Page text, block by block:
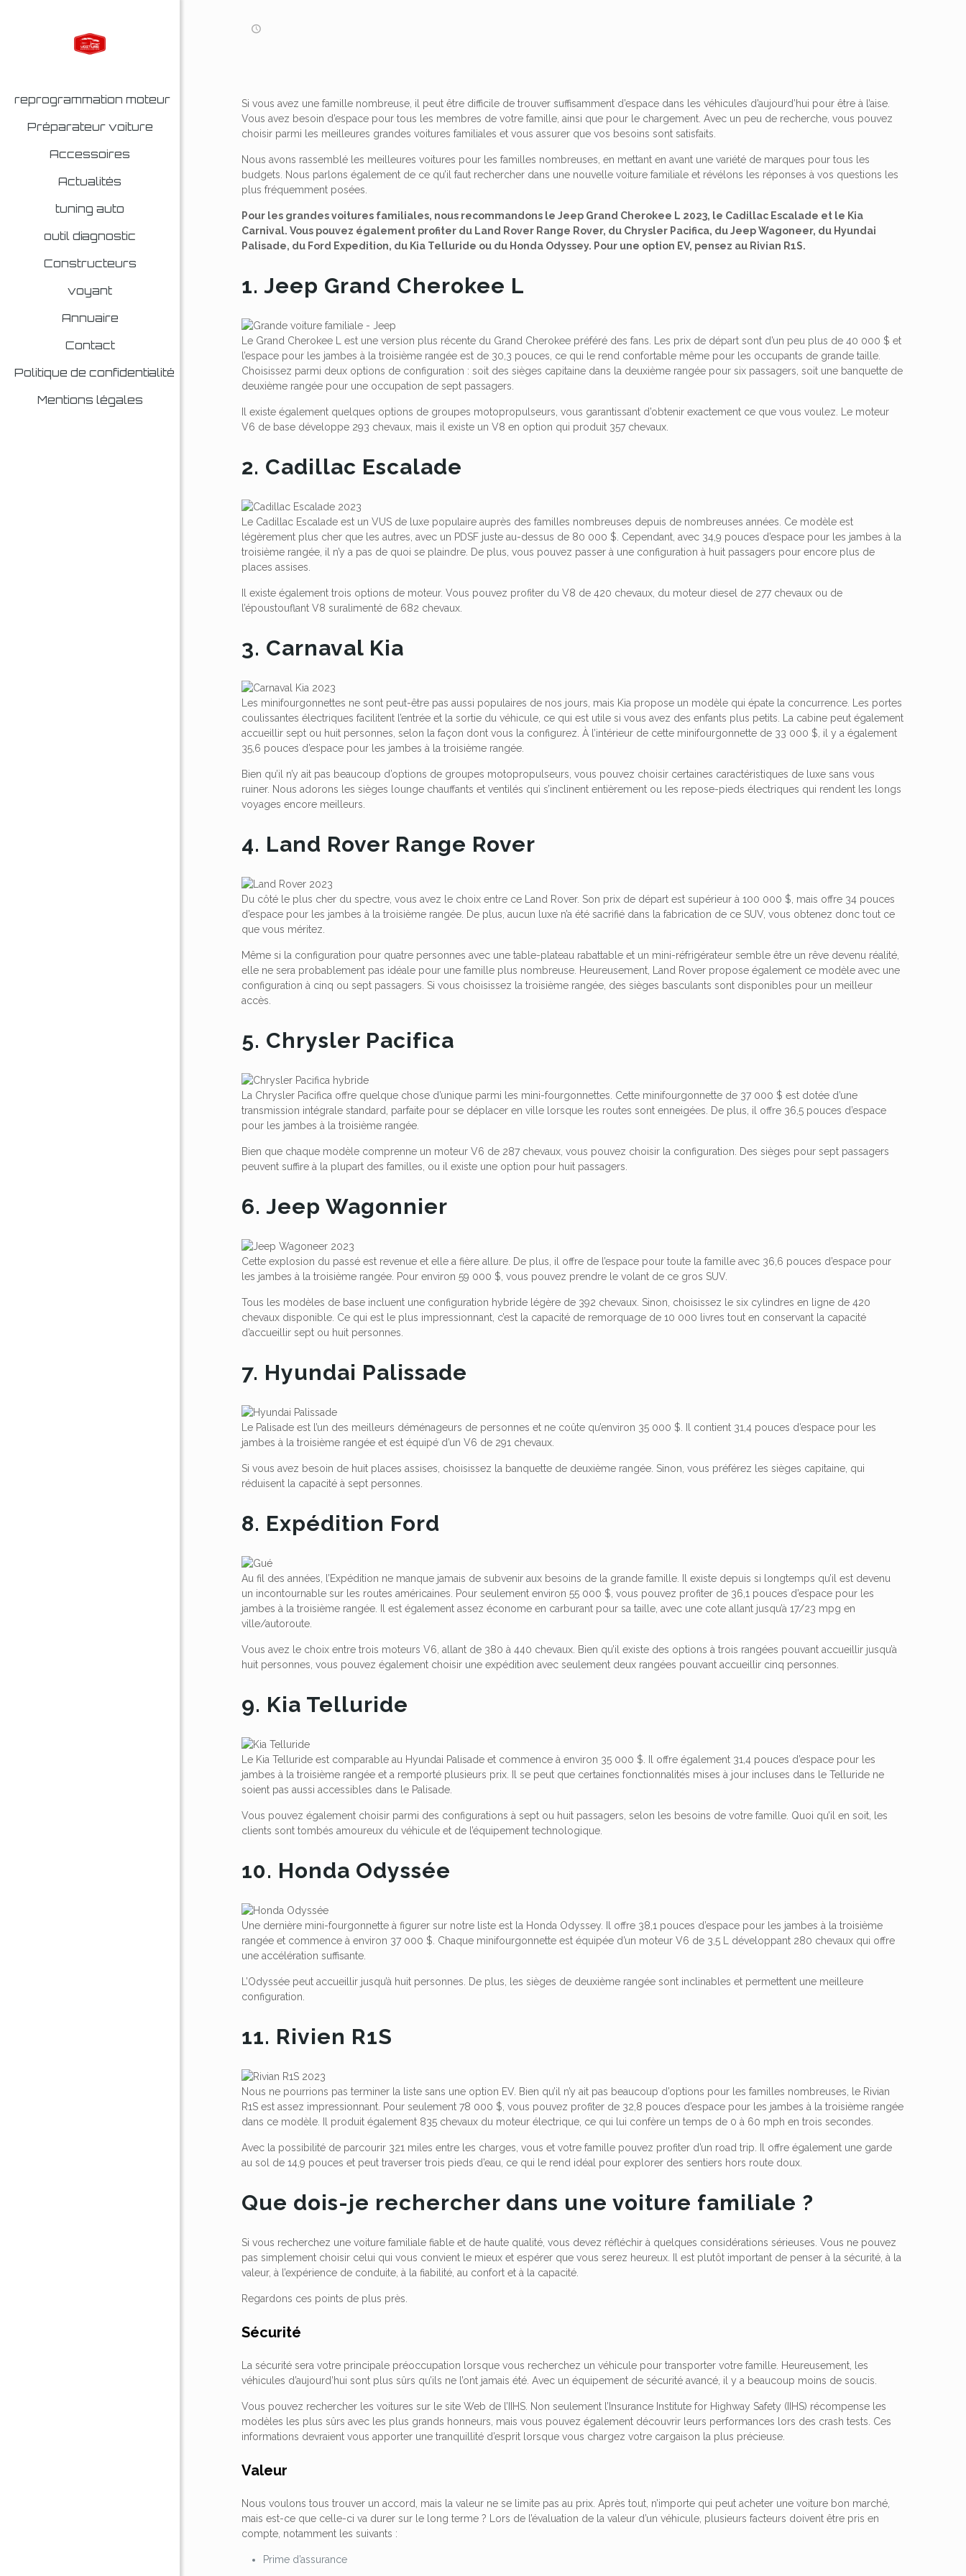
reprogrammation moteur
Préparateur voiture
Accessoires
Actualités
tuning auto
outil diagnostic
Constructeurs
voyant
Annuaire
Contact
Politique de confidentialité
Mentions légales
Si vous avez une famille nombreuse, il peut être difficile de trouver suffisamment d’espace dans les véhicules d’aujourd’hui pour être à l’aise.
Vous avez besoin d’espace pour tous les membres de votre famille, ainsi que pour le chargement. Avec un peu de recherche, vous pouvez
choisir parmi les meilleures grandes voitures familiales et vous assurer que vos besoins sont satisfaits.
Nous avons rassemblé les meilleures voitures pour les familles nombreuses, en mettant en avant une variété de marques pour tous les
budgets. Nous parlons également de ce qu’il faut rechercher dans une nouvelle voiture familiale et révélons les réponses à vos questions les
plus fréquemment posées.
Pour les grandes voitures familiales, nous recommandons le Jeep Grand Cherokee L 2023, le Cadillac Escalade et le Kia
Carnival. Vous pouvez également profiter du Land Rover Range Rover, du Chrysler Pacifica, du Jeep Wagoneer, du Hyundai
Palisade, du Ford Expedition, du Kia Telluride ou du Honda Odyssey. Pour une option EV, pensez au Rivian R1S.
1. Jeep Grand Cherokee L
Le Grand Cherokee L est une version plus récente du Grand Cherokee préféré des fans. Les prix de départ sont d’un peu plus de 40 000 $ et
l’espace pour les jambes à la troisième rangée est de 30,3 pouces, ce qui le rend confortable même pour les occupants de grande taille.
Choisissez parmi deux options de configuration : soit des sièges capitaine dans la deuxième rangée pour six passagers, soit une banquette de
deuxième rangée pour une occupation de sept passagers.
Il existe également quelques options de groupes motopropulseurs, vous garantissant d’obtenir exactement ce que vous voulez. Le moteur
V6 de base développe 293 chevaux, mais il existe un V8 en option qui produit 357 chevaux.
2. Cadillac Escalade
Le Cadillac Escalade est un VUS de luxe populaire auprès des familles nombreuses depuis de nombreuses années. Ce modèle est
légèrement plus cher que les autres, avec un PDSF juste au-dessus de 80 000 $. Cependant, avec 34,9 pouces d’espace pour les jambes à la
troisième rangée, il n’y a pas de quoi se plaindre. De plus, vous pouvez passer à une configuration à huit passagers pour encore plus de
places assises.
Il existe également trois options de moteur. Vous pouvez profiter du V8 de 420 chevaux, du moteur diesel de 277 chevaux ou de
l’époustouflant V8 suralimenté de 682 chevaux.
3. Carnaval Kia
Les minifourgonnettes ne sont peut-être pas aussi populaires de nos jours, mais Kia propose un modèle qui épate la concurrence. Les portes
coulissantes électriques facilitent l’entrée et la sortie du véhicule, ce qui est utile si vous avez des enfants plus petits. La cabine peut également
accueillir sept ou huit personnes, selon la façon dont vous la configurez. À l’intérieur de cette minifourgonnette de 33 000 $, il y a également
35,6 pouces d’espace pour les jambes à la troisième rangée.
Bien qu’il n’y ait pas beaucoup d’options de groupes motopropulseurs, vous pouvez choisir certaines caractéristiques de luxe sans vous
ruiner. Nous adorons les sièges lounge chauffants et ventilés qui s’inclinent entièrement ou les repose-pieds électriques qui rendent les longs
voyages encore meilleurs.
4. Land Rover Range Rover
Du côté le plus cher du spectre, vous avez le choix entre ce Land Rover. Son prix de départ est supérieur à 100 000 $, mais offre 34 pouces
d’espace pour les jambes à la troisième rangée. De plus, aucun luxe n’a été sacrifié dans la fabrication de ce SUV, vous obtenez donc tout ce
que vous méritez.
Même si la configuration pour quatre personnes avec une table-plateau rabattable et un mini-réfrigérateur semble être un rêve devenu réalité,
elle ne sera probablement pas idéale pour une famille plus nombreuse. Heureusement, Land Rover propose également ce modèle avec une
configuration à cinq ou sept passagers. Si vous choisissez la troisième rangée, des sièges basculants sont disponibles pour un meilleur
accès.
5. Chrysler Pacifica
La Chrysler Pacifica offre quelque chose d’unique parmi les mini-fourgonnettes. Cette minifourgonnette de 37 000 $ est dotée d’une
transmission intégrale standard, parfaite pour se déplacer en ville lorsque les routes sont enneigées. De plus, il offre 36,5 pouces d’espace
pour les jambes à la troisième rangée.
Bien que chaque modèle comprenne un moteur V6 de 287 chevaux, vous pouvez choisir la configuration. Des sièges pour sept passagers
peuvent suffire à la plupart des familles, ou il existe une option pour huit passagers.
6. Jeep Wagonnier
Cette explosion du passé est revenue et elle a fière allure. De plus, il offre de l’espace pour toute la famille avec 36,6 pouces d’espace pour
les jambes à la troisième rangée. Pour environ 59 000 $, vous pouvez prendre le volant de ce gros SUV.
Tous les modèles de base incluent une configuration hybride légère de 392 chevaux. Sinon, choisissez le six cylindres en ligne de 420
chevaux disponible. Ce qui est le plus impressionnant, c’est la capacité de remorquage de 10 000 livres tout en conservant la capacité
d’accueillir sept ou huit personnes.
7. Hyundai Palissade
Le Palisade est l’un des meilleurs déménageurs de personnes et ne coûte qu’environ 35 000 $. Il contient 31,4 pouces d’espace pour les
jambes à la troisième rangée et est équipé d’un V6 de 291 chevaux.
Si vous avez besoin de huit places assises, choisissez la banquette de deuxième rangée. Sinon, vous préférez les sièges capitaine, qui
réduisent la capacité à sept personnes.
8. Expédition Ford
Au fil des années, l’Expédition ne manque jamais de subvenir aux besoins de la grande famille. Il existe depuis si longtemps qu’il est devenu
un incontournable sur les routes américaines. Pour seulement environ 55 000 $, vous pouvez profiter de 36,1 pouces d’espace pour les
jambes à la troisième rangée. Il est également assez économe en carburant pour sa taille, avec une cote allant jusqu’à 17/23 mpg en
ville/autoroute.
Vous avez le choix entre trois moteurs V6, allant de 380 à 440 chevaux. Bien qu’il existe des options à trois rangées pouvant accueillir jusqu’à
huit personnes, vous pouvez également choisir une expédition avec seulement deux rangées pouvant accueillir cinq personnes.
9. Kia Telluride
Le Kia Telluride est comparable au Hyundai Palisade et commence à environ 35 000 $. Il offre également 31,4 pouces d’espace pour les
jambes à la troisième rangée et a remporté plusieurs prix. Il se peut que certaines fonctionnalités mises à jour incluses dans le Telluride ne
soient pas aussi accessibles dans le Palisade.
Vous pouvez également choisir parmi des configurations à sept ou huit passagers, selon les besoins de votre famille. Quoi qu’il en soit, les
clients sont tombés amoureux du véhicule et de l’équipement technologique.
10. Honda Odyssée
Une dernière mini-fourgonnette à figurer sur notre liste est la Honda Odyssey. Il offre 38,1 pouces d’espace pour les jambes à la troisième
rangée et commence à environ 37 000 $. Chaque minifourgonnette est équipée d’un moteur V6 de 3,5 L développant 280 chevaux qui offre
une accélération suffisante.
L’Odyssée peut accueillir jusqu’à huit personnes. De plus, les sièges de deuxième rangée sont inclinables et permettent une meilleure
configuration.
11. Rivien R1S
Nous ne pourrions pas terminer la liste sans une option EV. Bien qu’il n’y ait pas beaucoup d’options pour les familles nombreuses, le Rivian
R1S est assez impressionnant. Pour seulement 78 000 $, vous pouvez profiter de 32,8 pouces d’espace pour les jambes à la troisième rangée
dans ce modèle. Il produit également 835 chevaux du moteur électrique, ce qui lui confère un temps de 0 à 60 mph en trois secondes.
Avec la possibilité de parcourir 321 miles entre les charges, vous et votre famille pouvez profiter d’un road trip. Il offre également une garde
au sol de 14,9 pouces et peut traverser trois pieds d’eau, ce qui le rend idéal pour explorer des sentiers hors route doux.
Que dois-je rechercher dans une voiture familiale ?
Si vous recherchez une voiture familiale fiable et de haute qualité, vous devez réfléchir à quelques considérations sérieuses. Vous ne pouvez
pas simplement choisir celui qui vous convient le mieux et espérer que vous serez heureux. Il est plutôt important de penser à la sécurité, à la
valeur, à l’expérience de conduite, à la fiabilité, au confort et à la capacité.
Regardons ces points de plus près.
Sécurité
La sécurité sera votre principale préoccupation lorsque vous recherchez un véhicule pour transporter votre famille. Heureusement, les
véhicules d’aujourd’hui sont plus sûrs qu’ils ne l’ont jamais été. Avec un équipement de sécurité avancé, il y a beaucoup moins de soucis.
Vous pouvez rechercher les voitures sur le site Web de l’IIHS. Non seulement l’Insurance Institute for Highway Safety (IIHS) récompense les
modèles les plus sûrs avec les plus grands honneurs, mais vous pouvez également découvrir leurs performances lors des crash tests. Ces
informations devraient vous apporter une tranquillité d’esprit lorsque vous chargez votre cargaison la plus précieuse.
Valeur
Nous voulons tous trouver un accord, mais la valeur ne se limite pas au prix. Après tout, n’importe qui peut acheter une voiture bon marché,
mais est-ce que celle-ci va durer sur le long terme ? Lors de l’évaluation de la valeur d’un véhicule, plusieurs facteurs doivent être pris en
compte, notamment les suivants :
Prime d’assurance